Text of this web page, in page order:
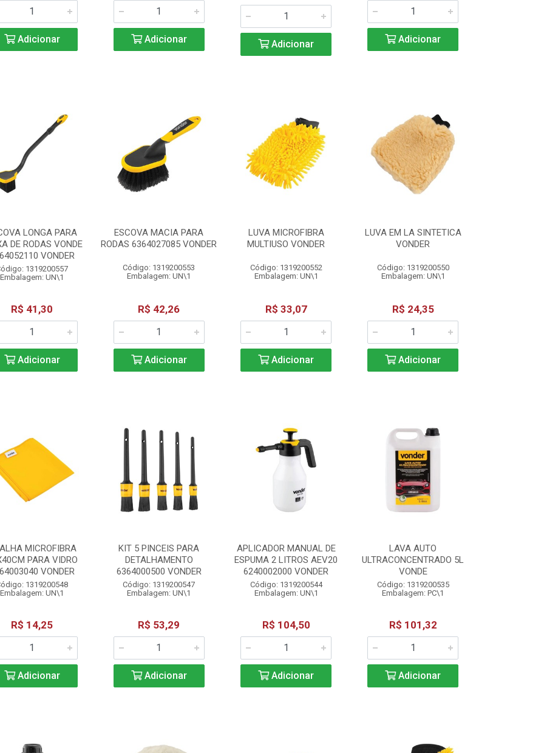
Adicionar Adicionar Adicionar Adicionar
LONGA PARA
DE RODAS VONDE
VONDER
1319200557
Embalagem: UN\1
R$ 41,30
Adicionar
ESCOVA MACIA PARA
RODAS 6364027085 VONDER
Código: 1319200553
Embalagem: UN\1
R$ 42,26
Adicionar
LUVA MICROFIBRA
MULTIUSO VONDER
Código: 1319200552
Embalagem: UN\1
R$ 33,07
Adicionar
LUVA EM LA SINTETICA
VONDER
Código: 1319200550
Embalagem: UN\1
R$ 24,35
Adicionar
MICROFIBRA
PARA VIDRO
VONDER
1319200548
Embalagem: UN\1
R$ 14,25
Adicionar
KIT 5 PINCEIS PARA
DETALHAMENTO
6364000500 VONDER
Código: 1319200547
Embalagem: UN\1
R$ 53,29
Adicionar
APLICADOR MANUAL DE
ESPUMA 2 LITROS AEV20
6240002000 VONDER
Código: 1319200544
Embalagem: UN\1
R$ 104,50
Adicionar
LAVA AUTO
ULTRACONCENTRADO 5L
VONDE
Código: 1319200535
Embalagem: PC\1
R$ 101,32
Adicionar